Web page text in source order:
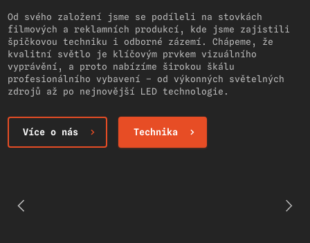
Od svého založení jsme se podíleli na stovkách
filmových a reklamních produkcí, kde jsme zajistili
špičkovou techniku i odborné zázemí. Chápeme, že
kvalitní světlo je klíčovým prvkem vizuálního
vyprávění, a proto nabízíme širokou škálu
profesionálního vybavení – od výkonných světelných
zdrojů až po nejnovější LED technologie.
Více o nás Technika